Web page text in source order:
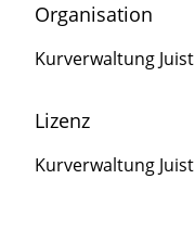
Organisation
Kurverwaltung Juist
Lizenz
Kurverwaltung Juist